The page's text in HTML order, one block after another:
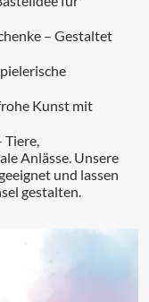
– Gestaltet
Kunst mit
Tiere,
Anlässe. Unsere
und lassen
gestalten.